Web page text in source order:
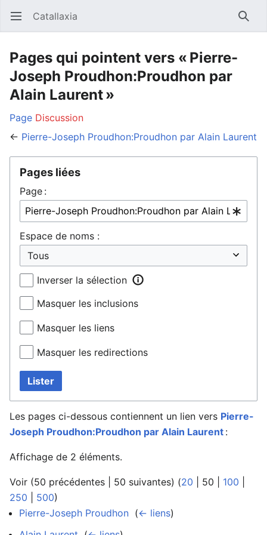
Ouvrir le menu principal Catallaxia
Pages qui pointent vers « Pierre-
Joseph Proudhon:Proudhon par
Alain Laurent »
Page Discussion
← Pierre-Joseph Proudhon:Proudhon par Alain Laurent
Pages liées
Page :
Espace de noms :
Inverser la sélection
Masquer les inclusions
Masquer les liens
Masquer les redirections
Lister
Les pages ci-dessous contiennent un lien vers Pierre-
Joseph Proudhon:Proudhon par Alain Laurent :
Affichage de 2 éléments.
Voir (50 précédentes 50 suivantes) (20 50 100
250
500)
Pierre-Joseph Proudhon (← liens)